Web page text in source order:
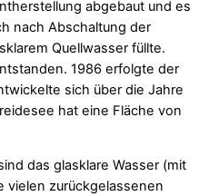
abgebaut und es
nach Abschaltung der
Quellwasser füllte.
1986 erfolgte der
sich über die Jahre
hat eine Fläche von
das glasklare Wasser (mit
vielen zurückgelassenen